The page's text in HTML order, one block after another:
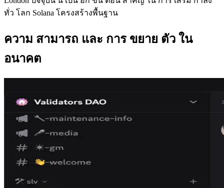
ทั่ว โลก Solana โครงสร้างพื้นฐาน
ความ สามารถ และ การ ขยาย ตัว ใน
อนาคต